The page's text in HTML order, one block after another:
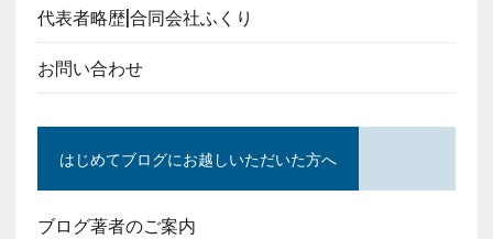
代表者略歴|合同会社ふくり
お問い合わせ
はじめてブログにお越しいただいた方へ
ブログ著者のご案内